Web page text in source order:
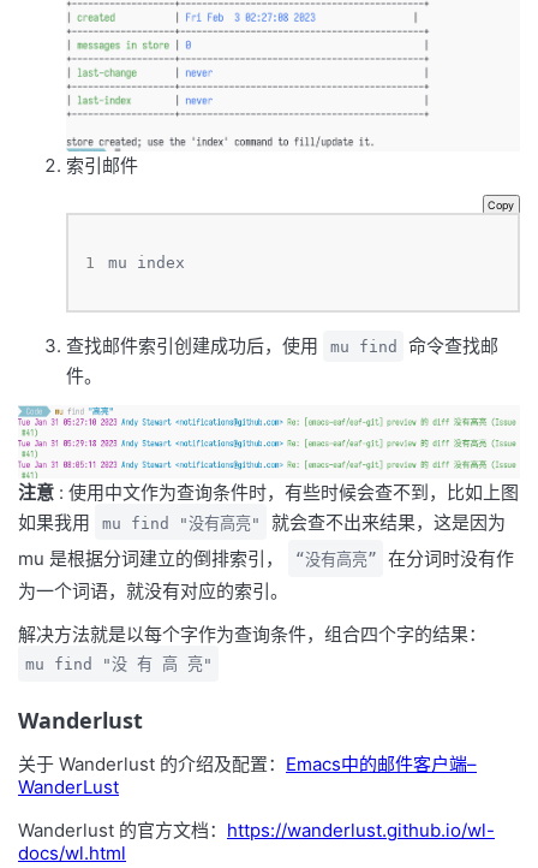
索引邮件
Copy
1 mu index
查找邮件索引创建成功后，使用 mu find
命令查找邮
件。
注意 : 使用中文作为查询条件时，有些时候会查不到，比如上图
如果我用
mu find "没有高亮"
就会查不出来结果，这是因为
mu 是根据分词建立的倒排索引，
“没有高亮”
在分词时没有作
为一个词语，就没有对应的索引。
解决方法就是以每个字作为查询条件，组合四个字的结果：
mu find "没 有 高 亮"
Wanderlust
关于 Wanderlust 的介绍及配置： Emacs中的邮件客户端–
WanderLust
Wanderlust 的官方文档： https://wanderlust.github.io/wl-
docs/wl.html